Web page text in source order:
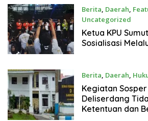
Berita, Daerah,
Uncategorized
24 November 2024
Ketua KPU
Sosialisasi
Berita, Daerah,
November 2024
Kegiatan Sosper
Deliserdang
Ketentuan dan